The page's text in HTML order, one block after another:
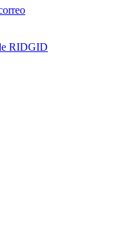
RIDGID